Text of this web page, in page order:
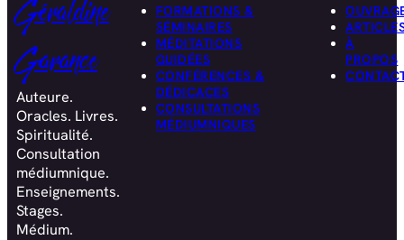
Géraldine
Garance
Auteure.
Oracles. Livres.
Spiritualité.
Consultation
médiumnique.
Enseignements.
Stages.
Médium.
FORMATIONS &
SÉMINAIRES
MÉDITATIONS
GUIDÉES
CONFÉRENCES &
DÉDICACES
CONSULTATIONS
MÉDIUMNIQUES
À
PROPOS